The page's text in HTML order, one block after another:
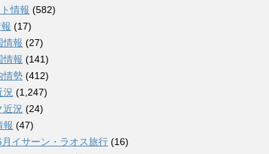
情報 (582)
(17)
情報 (27)
情報 (141)
情勢 (412)
況 (1,247)
近況 (24)
報 (47)
イサーン・ラオス旅行 (16)